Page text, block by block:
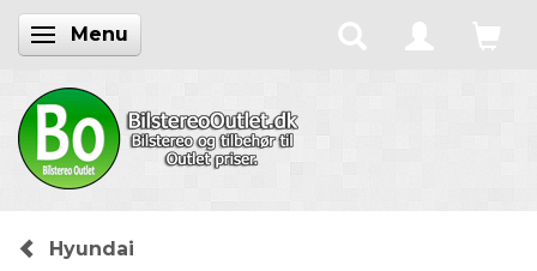
Skifte navigation
Menu
Hyundai